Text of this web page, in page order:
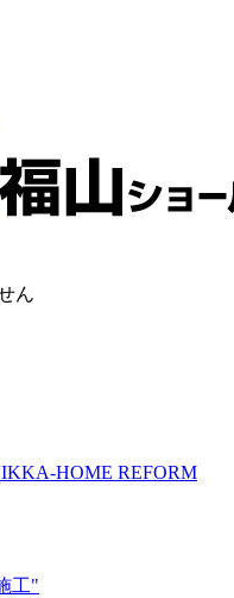
ん
HOME REFORM
工"